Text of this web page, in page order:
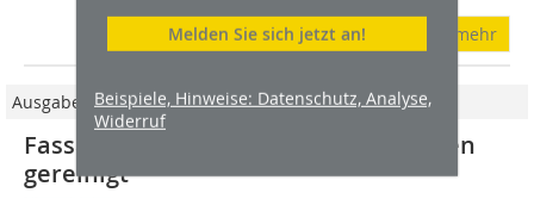
Melden Sie sich jetzt an!
Beispiele, Hinweise: Datenschutz, Analyse,
Widerruf
mehr
Ausgabe 7-8/2020
Fassade der St. Petri Kirche in Dresden
gereinigt